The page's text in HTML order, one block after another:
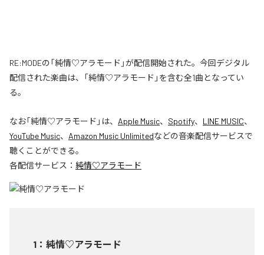
RE:MODEの「純情♡アラモード」が配信開始された。今回デジタル
配信された楽曲は、「純情♡アラモード」を含む全1曲となってい
る。
なお「純情♡アラモード 」は、 Apple Music、 Spotify、 LINE MUSIC、
YouTube Music、 Amazon Music Unlimitedなどの音楽配信サービスで
聴くことができる。
各配信サービス： 純情♡アラモード
1 ： 純情♡アラモード